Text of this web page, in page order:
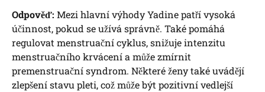
Odpověď: Mezi hlavní výhody Yadine patří vysoká
účinnost, pokud se užívá správně. Také pomáhá
regulovat menstruační cyklus, snižuje intenzitu
menstruačního krvácení a může zmírnit
premenstruační syndrom. Některé ženy také uvádějí
zlepšení stavu pleti, což může být pozitivní vedlejší